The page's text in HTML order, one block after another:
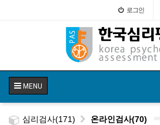
로그인
MENU
심리검사(171) 온라인검사(70)